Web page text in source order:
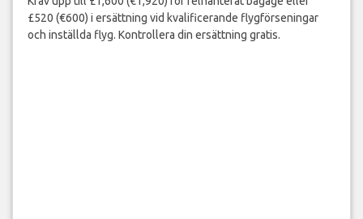
£520 (€600) i ersättning vid kvalificerande flygförseningar
och inställda flyg. Kontrollera din ersättning gratis.